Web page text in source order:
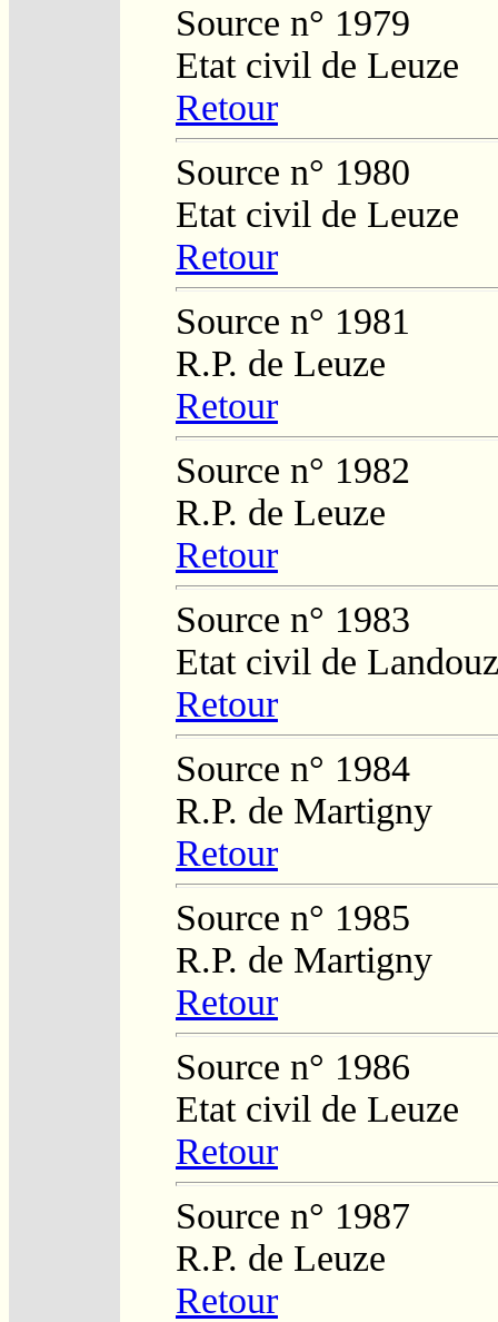
Source n° 1979
Etat civil de Leuze
Retour
Source n° 1980
Etat civil de Leuze
Retour
Source n° 1981
R.P. de Leuze
Retour
Source n° 1982
R.P. de Leuze
Retour
Source n° 1983
Etat civil de
Retour
Source n° 1984
R.P. de Martigny
Retour
Source n° 1985
R.P. de Martigny
Retour
Source n° 1986
Etat civil de Leuze
Retour
Source n° 1987
R.P. de Leuze
Retour